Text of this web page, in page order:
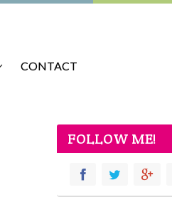
CONTACT
FOLLOW ME!